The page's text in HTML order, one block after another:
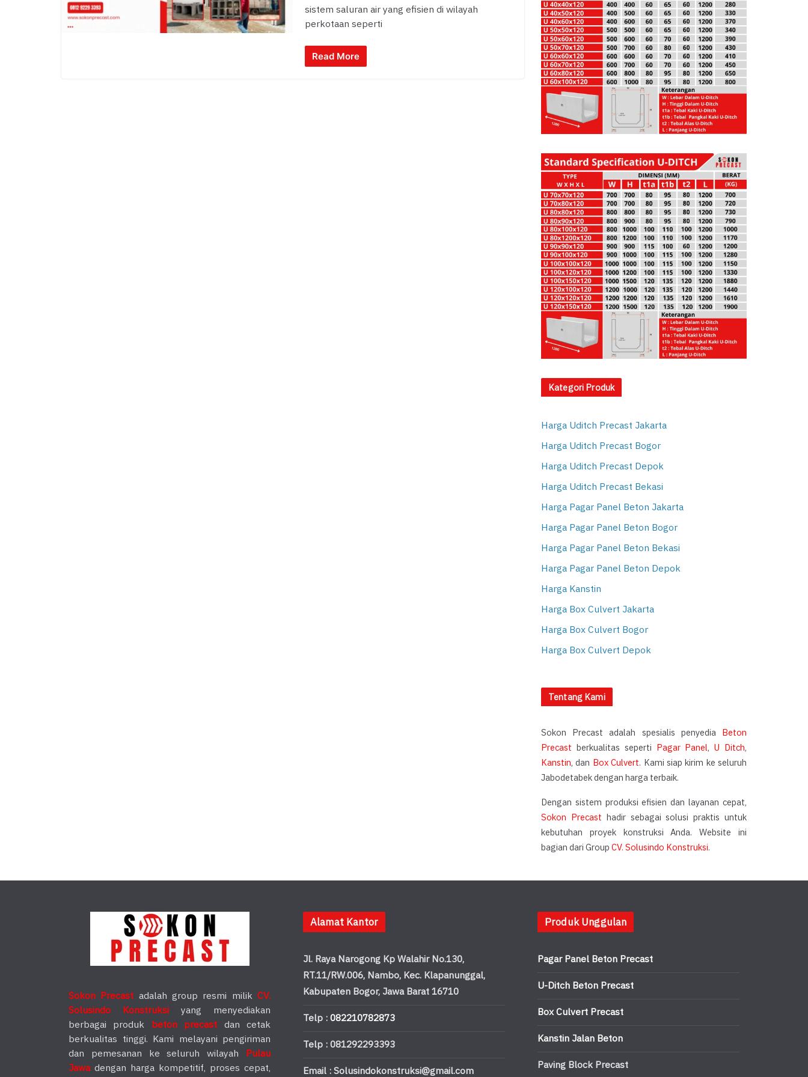
sistem saluran air yang efisien di wilayah
perkotaan seperti
Read More
Kategori Produk
Harga Uditch Precast Jakarta
Harga Uditch Precast Bogor
Harga Uditch Precast Depok
Harga Uditch Precast Bekasi
Harga Pagar Panel Beton Jakarta
Harga Pagar Panel Beton Bogor
Harga Pagar Panel Beton Bekasi
Harga Pagar Panel Beton Depok
Harga Kanstin
Harga Box Culvert Jakarta
Harga Box Culvert Bogor
Harga Box Culvert Depok
Tentang Kami
Sokon Precast adalah spesialis penyedia Beton
Precast berkualitas seperti Pagar Panel,U Ditch,
Kanstin, dan Box Culvert. Kami siap kirim ke seluruh
Jabodetabek dengan harga terbaik.
Dengan sistem produksi efisien dan layanan cepat,
Sokon Precast hadir sebagai solusi praktis untuk
kebutuhan proyek konstruksi Anda. Website ini
bagian dari GroupCV. Solusindo Konstruksi.
Sokon Precast adalah group resmi milikCV.
Solusindo Konstruksi yang menyediakan
berbagai produk beton precast dan cetak
berkualitas tinggi. Kami melayani pengiriman
dan pemesanan ke seluruh wilayah Pulau
Jawadengan harga kompetitif, proses cepat,
Alamat Kantor
Jl. Raya Narogong Kp Walahir No.130,
RT.11/RW.006, Nambo, Kec. Klapanunggal,
Kabupaten Bogor, Jawa Barat 16710
Telp :082210782873
Telp : 081292293393
Email : Solusindokonstruksi@gmail.com
Produk Unggulan
Pagar Panel Beton Precast
U-Ditch Beton Precast
Box Culvert Precast
Kanstin Jalan Beton
Paving Block Precast